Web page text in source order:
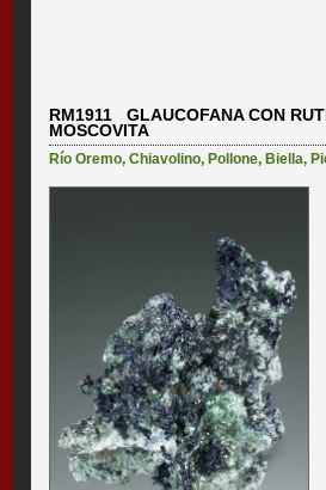
RM1911 GLAUCOFANA CON
MOSCOVITA
Río Oremo,Chiavolino, Pollone, Biella,